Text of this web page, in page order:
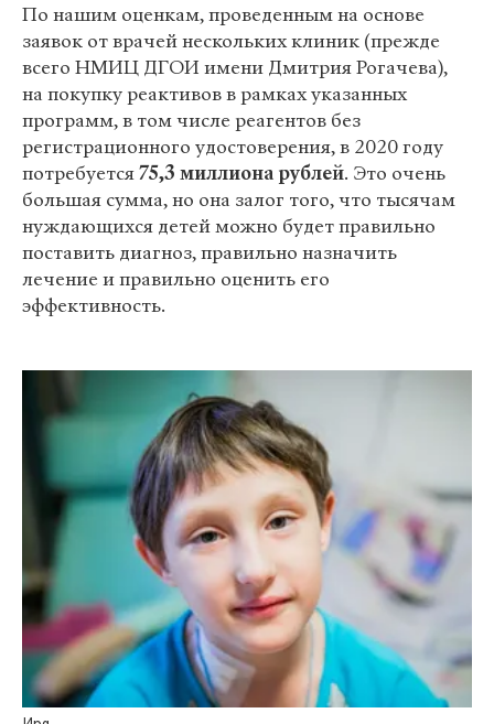
По нашим оценкам, проведенным на основе
заявок от врачей нескольких клиник (прежде
всего НМИЦ ДГОИ имени Дмитрия Рогачева),
на покупку реактивов в рамках указанных
программ, в том числе реагентов без
регистрационного удостоверения, в 2020 году
потребуется75,3 миллиона рублей. Это очень
большая сумма, но она залог того, что тысячам
нуждающихся детей можно будет правильно
поставить диагноз, правильно назначить
лечение и правильно оценить его
эффективность.